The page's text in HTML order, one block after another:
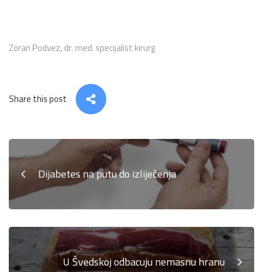
Zoran Podvez, dr. med. specijalist kirurg
Share this post
Dijabetes na putu do izliječenja
U Švedskoj odbacuju nemasnu hranu